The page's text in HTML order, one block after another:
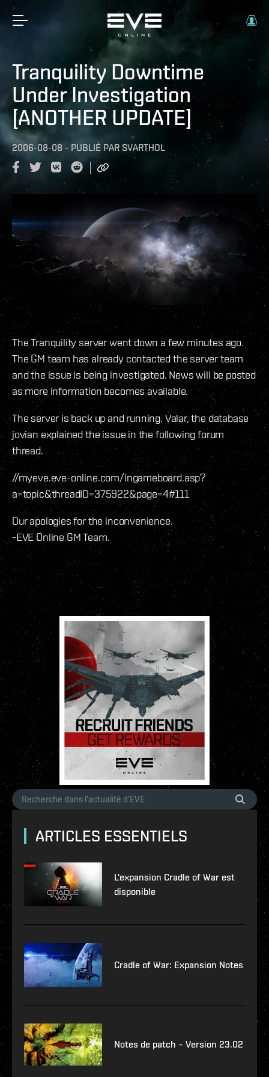
Tranquility Downtime
Under Investigation
[ANOTHER UPDATE]
2006-08-08 - PUBLIÉ PAR SVARTHOL
The Tranquility server went down a few minutes ago.
The GM team has already contacted the server team
and the issue is being investigated. News will be posted
as more information becomes available.
The server is back up and running. Valar, the database
jovian explained the issue in the following forum
thread.
//myeve.eve-online.com/ingameboard.asp?
a=topic&threadID=375922&page=4#111
Our apologies for the inconvenience.
-EVE Online GM Team.
ARTICLES ESSENTIELS
L'expansion Cradle of War est
disponible
Cradle of War: Expansion Notes
Notes de patch – Version 23.02